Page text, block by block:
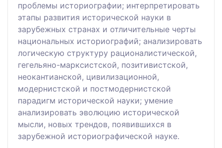
проблемы историографии; интерпретировать
этапы развития исторической науки в
зарубежных странах и отличительные черты
национальных историографий; анализировать
логическую структуру рационалистической,
гегельяно-марксистской, позитивистской,
неокантианской, цивилизационной,
модернистской и постмодернистской
парадигм исторической науки; умение
анализировать эволюцию исторической
мысли, новых трендов, появившихся в
зарубежной историографической науке.